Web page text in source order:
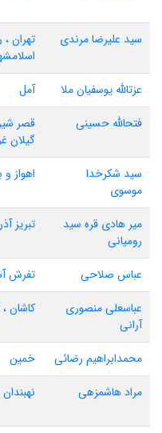
سید علیرضا مرندی
تهران
عزتالله یوسفیان ملا آمل
فتحالله حسینی
قصر
گیلان
سید شکرخدا
موسوی
اهواز و
میر هادی قره سید
رومیانی
تبریز
عباس صلاحی
تفرش
عباسعلی منصوری
آرانی
کاشان
محمدابراهیم رضائی خمین
مراد هاشمزهی